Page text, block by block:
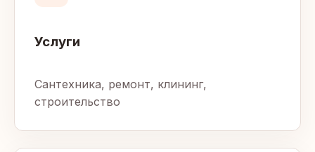
Услуги
Сантехника, ремонт, клининг,
строительство